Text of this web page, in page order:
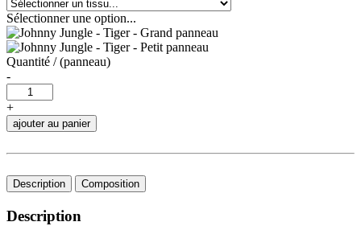
Sélectionner une option...
Quantité / (panneau)
-
+
ajouter au panier
Description Composition
Description